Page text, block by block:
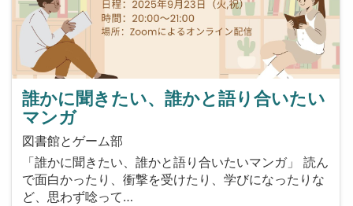
誰かに聞きたい、誰かと語り合いたい
マンガ
図書館とゲーム部
「誰かに聞きたい、誰かと語り合いたいマンガ」 読ん
で面白かったり、衝撃を受けたり、学びになったりな
ど、思わず唸って…